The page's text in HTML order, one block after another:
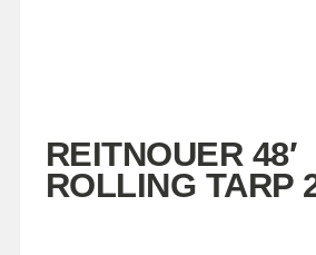
REITNOUER 48′
ROLLING TARP